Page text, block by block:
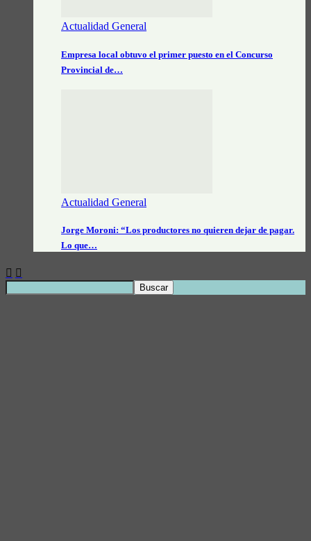
Actualidad General
Empresa local obtuvo el primer puesto en el Concurso
Provincial de…
Actualidad General
Jorge Moroni: “Los productores no quieren dejar de pagar.
Lo que…